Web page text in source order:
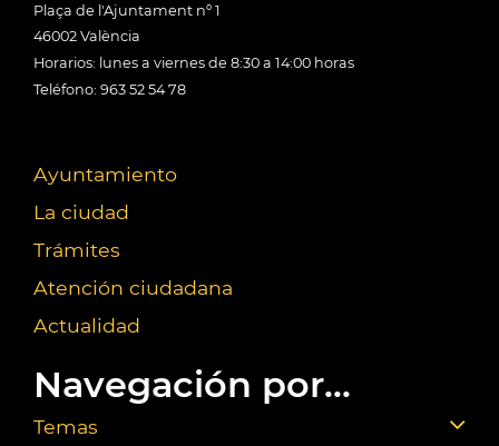
Plaça de l'Ajuntament nº 1
46002 València
Horarios: lunes a viernes de 8:30 a 14:00 horas
Teléfono: 963 52 54 78
Ayuntamiento
La ciudad
Trámites
Atención ciudadana
Actualidad
Navegación por...
Temas